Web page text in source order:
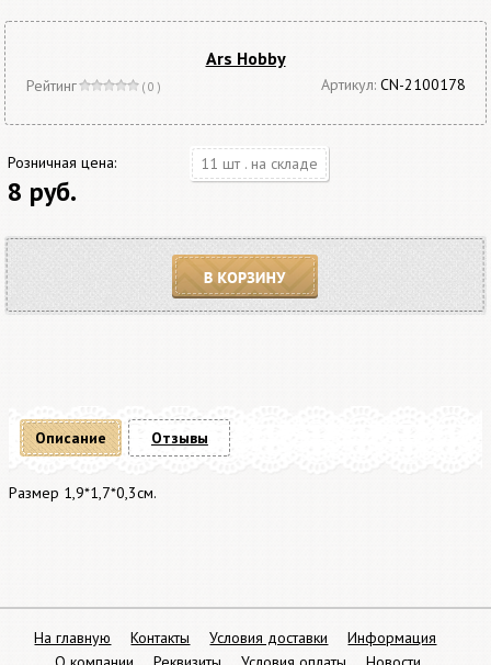
Ars Hobby
Рейтинг ( 0 ) Артикул: CN-2100178
Розничная цена:
8 руб.
11 шт . на складе
В корзину
Описание
Размер 1,9*1,7*0,3см.
Отзывы
На главную Контакты Условия доставки
Информация